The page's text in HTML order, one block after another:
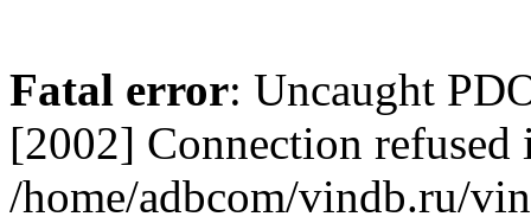
Fatal error: Uncaught
[2002] Connection refused
/home/adbcom/vindb.ru/